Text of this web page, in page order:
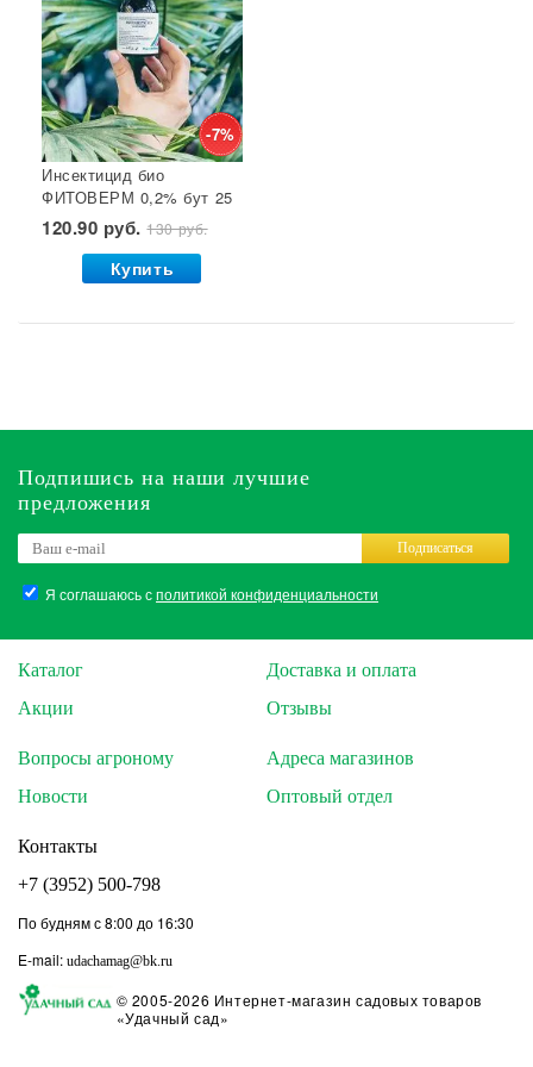
-7%
Инсектицид био
ФИТОВЕРМ 0,2% бут 25
мл ВХ 1/30
120.90 руб.130 руб.
Купить
Подпишись на наши лучшие
предложения
Я соглашаюсь сполитикой конфиденциальности
Подписаться
Каталог
Акции
Доставка и оплата
Отзывы
Вопросы агроному
Новости
Адреса магазинов
Оптовый отдел
Контакты
+7 (3952) 500-798
По будням с 8:00 до 16:30
E-mail: udachamag@bk.ru
© 2005-2026 Интернет-магазин садовых товаров
«Удачный сад»